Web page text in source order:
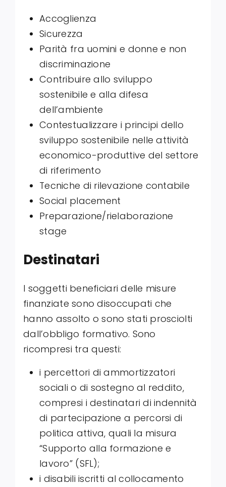
Accoglienza
Sicurezza
Parità fra uomini e donne e non
discriminazione
Contribuire allo sviluppo
sostenibile e alla difesa
dell’ambiente
Contestualizzare i principi dello
sviluppo sostenibile nelle attività
economico-produttive del settore
di riferimento
Tecniche di rilevazione contabile
Social placement
Preparazione/rielaborazione
stage
Destinatari
I soggetti beneficiari delle misure
finanziate sono disoccupati che
hanno assolto o sono stati prosciolti
dall’obbligo formativo. Sono
ricompresi tra questi:
i percettori di ammortizzatori
sociali o di sostegno al reddito,
compresi i destinatari di indennità
di partecipazione a percorsi di
politica attiva, quali la misura
“Supporto alla formazione e
lavoro” (SFL);
i disabili iscritti al collocamento